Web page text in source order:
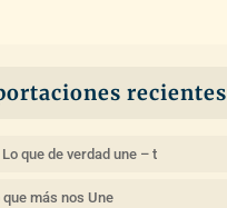
recientes
que de verdad une – t
que más nos Une